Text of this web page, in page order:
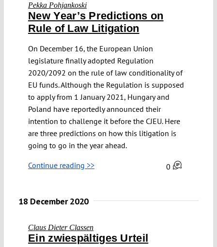
Pekka Pohjankoski
New Year’s Predictions on
Rule of Law Litigation
On December 16, the European Union
legislature finally adopted Regulation
2020/2092 on the rule of law conditionality of
EU funds. Although the Regulation is supposed
to apply from 1 January 2021, Hungary and
Poland have reportedly announced their
intention to challenge it before the CJEU. Here
are three predictions on how this litigation is
going to go in the year ahead.
Continue reading >> 0
18 December 2020
Claus Dieter Classen
Ein zwiespältiges Urteil